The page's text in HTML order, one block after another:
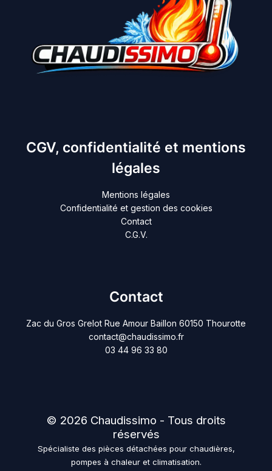
CGV, confidentialité et mentions
légales
Mentions légales
Confidentialité et gestion des cookies
Contact
C.G.V.
Contact
Zac du Gros Grelot Rue Amour Baillon 60150 Thourotte
contact@chaudissimo.fr
03 44 96 33 80
© 2026 Chaudissimo - Tous droits
réservés
Spécialiste des pièces détachées pour chaudières,
pompes à chaleur et climatisation.